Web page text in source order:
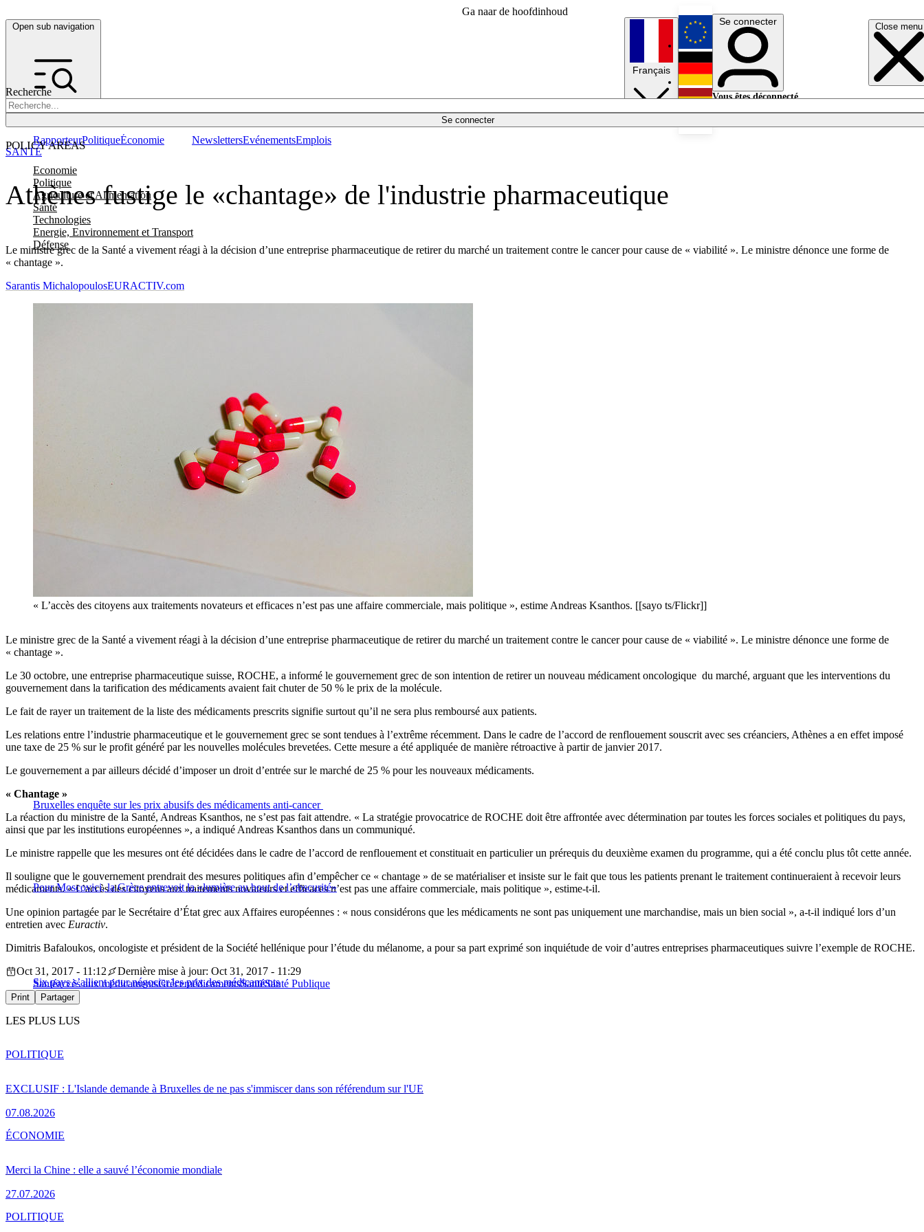
Ga naar de hoofdinhoud
Open sub navigation Close menu
Recherche
Se connecter
POLICY AREAS
Economie
Politique
Agriculture et Alimentation
Santé
Technologies
Energie, Environnement et Transport
Défense
RapporteurPolitiqueÉconomie NewslettersEvénementsEmplois
Français
English
Deutsch
Se connecter
Vous êtes déconnecté.
Athènes fustige le «chantage» de l'industrie pharmaceutique
Le ministre grec de la Santé a vivement réagi à la décision d’une entreprise pharmaceutique de retirer du marché un traitement contre le cancer pour cause de « viabilité ». Le ministre dénonce une forme de
« chantage ».
SANTÉ
Sarantis MichalopoulosEURACTIV.com
« L’accès des citoyens aux traitements novateurs et efficaces n’est pas une affaire commerciale, mais politique », estime Andreas Ksanthos. [[sayo ts/Flickr]]
Le ministre grec de la Santé a vivement réagi à la décision d’une entreprise pharmaceutique de retirer du marché un traitement contre le cancer pour cause de « viabilité ». Le ministre dénonce une forme de
« chantage ».
Le 30 octobre, une entreprise pharmaceutique suisse, ROCHE, a informé le gouvernement grec de son intention de retirer un nouveau médicament oncologique du marché, arguant que les interventions du
gouvernement dans la tarification des médicaments avaient fait chuter de 50 % le prix de la molécule.
Le fait de rayer un traitement de la liste des médicaments prescrits signifie surtout qu’il ne sera plus remboursé aux patients.
Les relations entre l’industrie pharmaceutique et le gouvernement grec se sont tendues à l’extrême récemment. Dans le cadre de l’accord de renflouement souscrit avec ses créanciers, Athènes a en effet imposé
une taxe de 25 % sur le profit généré par les nouvelles molécules brevetées. Cette mesure a été appliquée de manière rétroactive à partir de janvier 2017.
Le gouvernement a par ailleurs décidé d’imposer un droit d’entrée sur le marché de 25 % pour les nouveaux médicaments.
Bruxelles enquête sur les prix abusifs des médicaments anti-cancer
« Chantage »
La réaction du ministre de la Santé, Andreas Ksanthos, ne s’est pas fait attendre. « La stratégie provocatrice de ROCHE doit être affrontée avec détermination par toutes les forces sociales et politiques du pays,
ainsi que par les institutions européennes », a indiqué Andreas Ksanthos dans un communiqué.
Le ministre rappelle que les mesures ont été décidées dans le cadre de l’accord de renflouement et constituait en particulier un prérequis du deuxième examen du programme, qui a été conclu plus tôt cette année.
Pour Moscovici, la Grèce entrevoit la «lumière au bout de l’obscurité»
Il souligne que le gouvernement prendrait des mesures politiques afin d’empêcher ce « chantage » de se matérialiser et insiste sur le fait que tous les patients prenant le traitement continueraient à recevoir leurs
médicaments. « L’accès des citoyens aux traitements novateurs et efficaces n’est pas une affaire commerciale, mais politique », estime-t-il.
Une opinion partagée par le Secrétaire d’État grec aux Affaires européennes : « nous considérons que les médicaments ne sont pas uniquement une marchandise, mais un bien social », a-t-il indiqué lors d’un
entretien avec Euractiv.
Dimitris Bafaloukos, oncologiste et président de la Société hellénique pour l’étude du mélanome, a pour sa part exprimé son inquiétude de voir d’autres entreprises pharmaceutiques suivre l’exemple de ROCHE.
Six pays s’allient pour négocier les prix des médicaments
Oct 31, 2017 - 11:12
Dernière mise à jour: Oct 31, 2017 - 11:29
Santéaccès aux médicamentsGrècemédicamentsSantéSanté Publique
Print Partager
LES PLUS LUS
EXCLUSIF : L'Islande demande à Bruxelles de ne pas s'immiscer dans son référendum sur l'UE
07.08.2026
POLITIQUE
Merci la Chine : elle a sauvé l’économie mondiale
27.07.2026
ÉCONOMIE
POLITIQUE